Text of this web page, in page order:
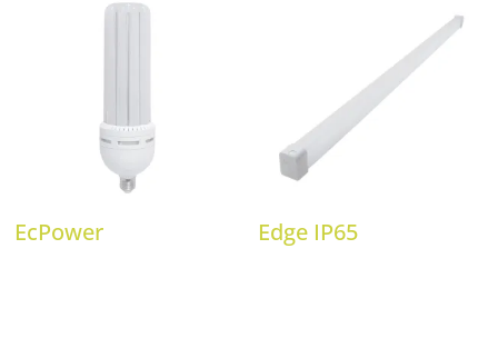
EcPower Edge IP65